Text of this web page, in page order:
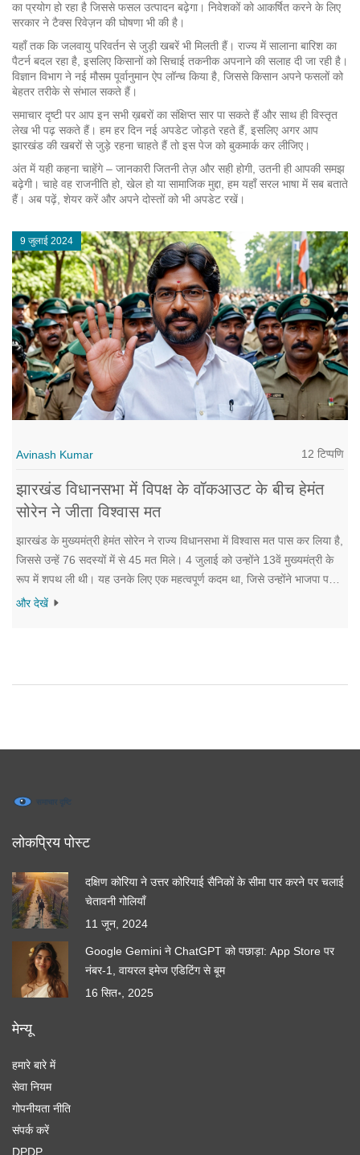
का प्रयोग हो रहा है जिससे फसल उत्पादन बढ़ेगा। निवेशकों को आकर्षित करने के लिए
सरकार ने टैक्स रिवेज़न की घोषणा भी की है।
यहाँ तक कि जलवायु परिवर्तन से जुड़ी खबरें भी मिलती हैं। राज्य में सालाना बारिश का
पैटर्न बदल रहा है, इसलिए किसानों को सिचाई तकनीक अपनाने की सलाह दी जा रही है।
विज्ञान विभाग ने नई मौसम पूर्वानुमान ऐप लॉन्च किया है, जिससे किसान अपने फसलों को
बेहतर तरीके से संभाल सकते हैं।
समाचार दृष्टी पर आप इन सभी ख़बरों का संक्षिप्त सार पा सकते हैं और साथ ही विस्तृत
लेख भी पढ़ सकते हैं। हम हर दिन नई अपडेट जोड़ते रहते हैं, इसलिए अगर आप
झारखंड की खबरों से जुड़े रहना चाहते हैं तो इस पेज को बुकमार्क कर लीजिए।
अंत में यही कहना चाहेंगे – जानकारी जितनी तेज़ और सही होगी, उतनी ही आपकी समझ
बढ़ेगी। चाहे वह राजनीति हो, खेल हो या सामाजिक मुद्दा, हम यहाँ सरल भाषा में सब बताते
हैं। अब पढ़ें, शेयर करें और अपने दोस्तों को भी अपडेट रखें।
9 जुलाई 2024
Avinash Kumar 12 टिप्पणि
झारखंड विधानसभा में विपक्ष के वॉकआउट के बीच हेमंत
सोरेन ने जीता विश्वास मत
झारखंड के मुख्यमंत्री हेमंत सोरेन ने राज्य विधानसभा में विश्वास मत पास कर लिया है,
जिससे उन्हें 76 सदस्यों में से 45 मत मिले। 4 जुलाई को उन्होंने 13वें मुख्यमंत्री के
रूप में शपथ ली थी। यह उनके लिए एक महत्वपूर्ण कदम था, जिसे उन्होंने भाजपा पर
हमला बोलते हुए सफलतापूर्वक पूरा किया।
और देखें
लोकप्रिय पोस्ट
दक्षिण कोरिया ने उत्तर कोरियाई सैनिकों के सीमा पार करने पर चलाई
चेतावनी गोलियाँ
11 जून, 2024
Google Gemini ने ChatGPT को पछाड़ा: App Store पर
नंबर-1, वायरल इमेज एडिटिंग से बूम
16 सित॰, 2025
मेन्यू
हमारे बारे में
सेवा नियम
गोपनीयता नीति
संपर्क करें
DPDP